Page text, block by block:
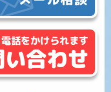
話をかけられます
合わせ